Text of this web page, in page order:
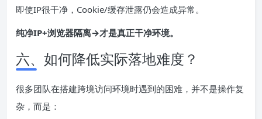
即使IP很干净，Cookie/缓存泄露仍会造成异常。
纯净IP+浏览器隔离→才是真正干净环境。
六、如何降低实际落地难度？
很多团队在搭建跨境访问环境时遇到的困难，并不是操作复
杂，而是：